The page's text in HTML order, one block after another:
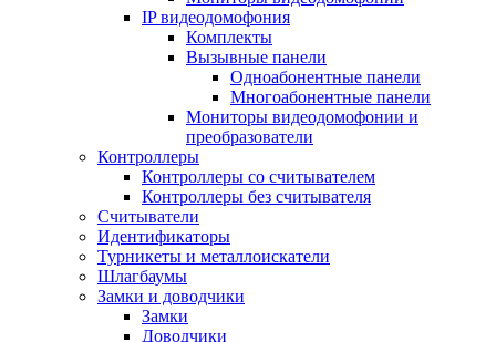
IP видеодомофония
Комплекты
Вызывные панели
Одноабонентные панели
Многоабонентные панели
Мониторы видеодомофонии и
преобразователи
Контроллеры
Контроллеры со считывателем
Контроллеры без считывателя
Считыватели
Идентификаторы
Турникеты и металлоискатели
Шлагбаумы
Замки и доводчики
Замки
Доводчики